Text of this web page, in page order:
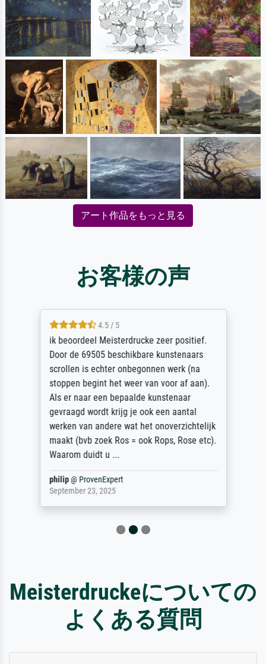
アート作品をもっと見る
お客様の声
4.5 / 5
ik beoordeel Meisterdrucke zeer positief.
Door de 69505 beschikbare kunstenaars
scrollen is echter onbegonnen werk (na
stoppen begint het weer van voor af aan).
Als er naar een bepaalde kunstenaar
gevraagd wordt krijg je ook een aantal
werken van andere wat het onoverzichtelijk
maakt (bvb zoek Ros = ook Rops, Rose etc).
Waarom duidt u ...
philip@ ProvenExpert
September 23, 2025
Meisterdruckeについての
よくある質問